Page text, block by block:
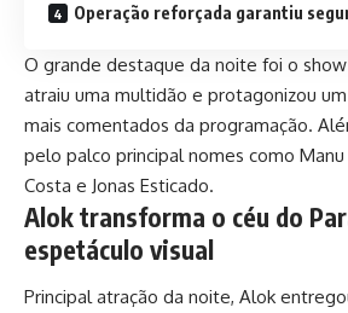
Operação reforçada garantiu
O grande destaque da noite foi o show
atraiu uma multidão e protagonizou
mais comentados da programação.
pelo palco principal nomes como Manu
Costa e Jonas Esticado.
Alok transforma o céu do
espetáculo visual
Principal atração da noite, Alok